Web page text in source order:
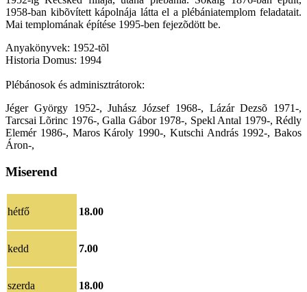
1958-ban kibõvített kápolnája látta el a plébániatemplom feladatait.
Mai templomának építése 1995-ben fejezõdött be.
Anyakönyvek: 1952-tõl
Historia Domus: 1994
Plébánosok és adminisztrátorok:
Jéger György 1952-, Juhász József 1968-, Lázár Dezsõ 1971-,
Tarcsai Lõrinc 1976-, Galla Gábor 1978-, Spekl Antal 1979-, Rédly
Elemér 1986-, Maros Károly 1990-, Kutschi András 1992-, Bakos
Áron-,
Miserend
hétfő 18.00
kedd 7.00
szerda 18.00